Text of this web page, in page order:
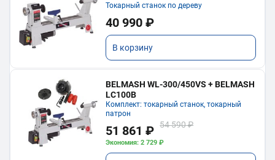
Токарный станок по дереву
40 990 ₽
В корзину
BELMASH WL-300/450VS + BELMASH
LC100B
Комплект: токарный станок, токарный
патрон
51 861 ₽ 54 590 ₽
Экономия: 2 729 ₽